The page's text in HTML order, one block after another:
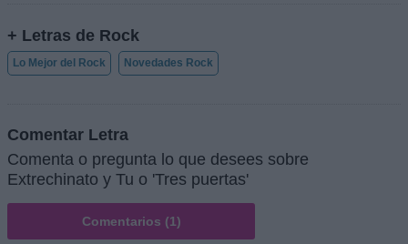
+ Letras de Rock
Lo Mejor del Rock Novedades Rock
Comentar Letra
Comenta o pregunta lo que desees sobre
Extrechinato y Tu o 'Tres puertas'
Comentarios (1)